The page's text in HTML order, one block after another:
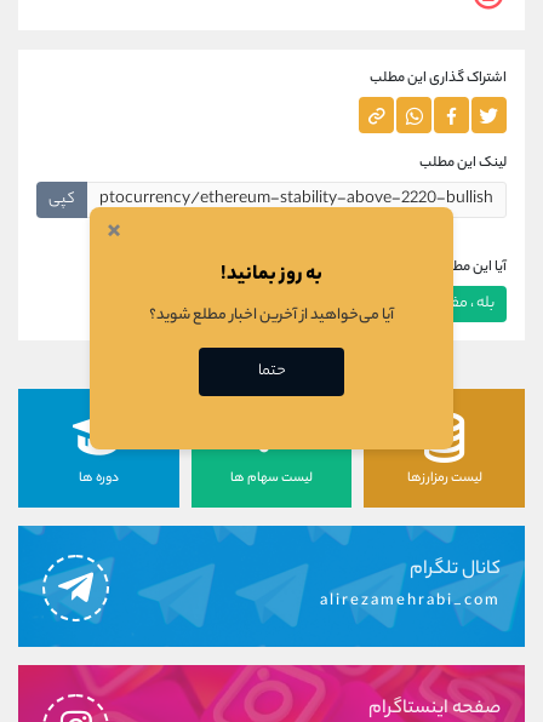
اشتراک گذاری این مطلب
لینک این مطلب
کپی
آیا این مطلب برای شما مفید بود؟
بله ، مفید بود خیر ، مفید نبود
لیست رمزارزها لیست سهام ها دوره ها
کانال تلگرام
alirezamehrabi_com
صفحه اینستاگرام
×
به روز بمانید!
آیا می‌خواهید از آخرین اخبار مطلع شوید؟
حتما